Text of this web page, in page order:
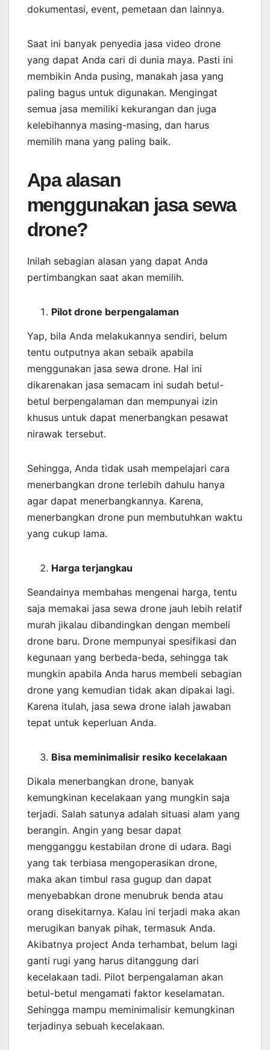
dokumentasi, event, pemetaan dan lainnya.
Saat ini banyak penyedia jasa video drone
yang dapat Anda cari di dunia maya. Pasti ini
membikin Anda pusing, manakah jasa yang
paling bagus untuk digunakan. Mengingat
semua jasa memiliki kekurangan dan juga
kelebihannya masing-masing, dan harus
memilih mana yang paling baik.
Apa alasan
menggunakan jasa sewa
drone?
Inilah sebagian alasan yang dapat Anda
pertimbangkan saat akan memilih.
Pilot drone berpengalaman
Yap, bila Anda melakukannya sendiri, belum
tentu outputnya akan sebaik apabila
menggunakan jasa sewa drone. Hal ini
dikarenakan jasa semacam ini sudah betul-
betul berpengalaman dan mempunyai izin
khusus untuk dapat menerbangkan pesawat
nirawak tersebut.
Sehingga, Anda tidak usah mempelajari cara
menerbangkan drone terlebih dahulu hanya
agar dapat menerbangkannya. Karena,
menerbangkan drone pun membutuhkan waktu
yang cukup lama.
Harga terjangkau
Seandainya membahas mengenai harga, tentu
saja memakai jasa sewa drone jauh lebih relatif
murah jikalau dibandingkan dengan membeli
drone baru. Drone mempunyai spesifikasi dan
kegunaan yang berbeda-beda, sehingga tak
mungkin apabila Anda harus membeli sebagian
drone yang kemudian tidak akan dipakai lagi.
Karena itulah, jasa sewa drone ialah jawaban
tepat untuk keperluan Anda.
Bisa meminimalisir resiko kecelakaan
Dikala menerbangkan drone, banyak
kemungkinan kecelakaan yang mungkin saja
terjadi. Salah satunya adalah situasi alam yang
berangin. Angin yang besar dapat
mengganggu kestabilan drone di udara. Bagi
yang tak terbiasa mengoperasikan drone,
maka akan timbul rasa gugup dan dapat
menyebabkan drone menubruk benda atau
orang disekitarnya. Kalau ini terjadi maka akan
merugikan banyak pihak, termasuk Anda.
Akibatnya project Anda terhambat, belum lagi
ganti rugi yang harus ditanggung dari
kecelakaan tadi. Pilot berpengalaman akan
betul-betul mengamati faktor keselamatan.
Sehingga mampu meminimalisir kemungkinan
terjadinya sebuah kecelakaan.